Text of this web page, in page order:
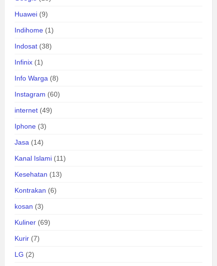
Huawei (9)
Indihome (1)
Indosat (38)
Infinix (1)
Info Warga (8)
Instagram (60)
internet (49)
Iphone (3)
Jasa (14)
Kanal Islami (11)
Kesehatan (13)
Kontrakan (6)
kosan (3)
Kuliner (69)
Kurir (7)
LG (2)